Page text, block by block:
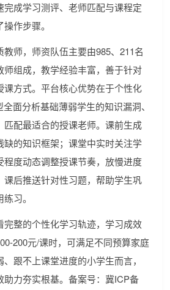
成学习测评、老师匹配与课程定
作步骤。
师，师资队伍主要由985、211名
师组成，教学经验丰富，善于针对
课方式。平台核心优势在于个性化
面分析基础薄弱学生的知识漏洞、
匹配最适合的授课老师。课前生成
缺的知识框架；课堂中实时关注学
程度动态调整授课节奏，放慢进度
课后推送针对性习题，帮助学生巩
习。
完整的个性化学习轨迹，学习成效
200元/课时，可满足不同预算家庭
跟不上课堂进度的小学生而言，
助力夯实根基。备案号：冀ICP备